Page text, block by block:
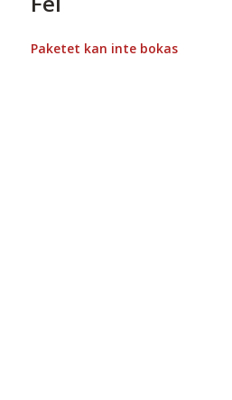
Paketet kan inte bokas